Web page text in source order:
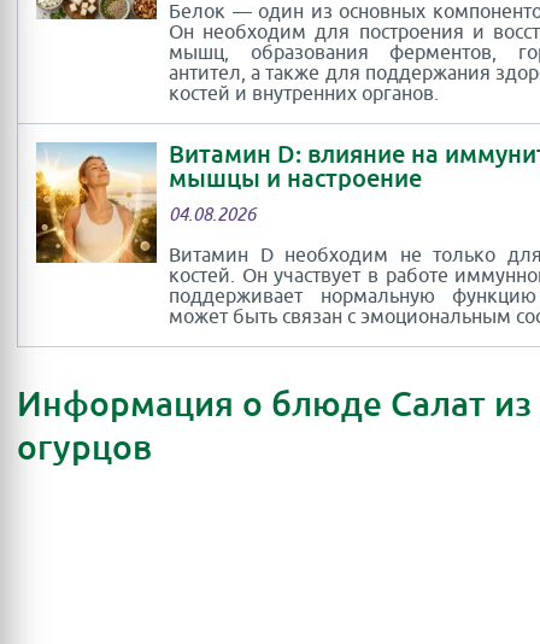
Белок — один из основных
Он необходим для построения и
мышц, образования ферментов,
антител, а также для поддержания
костей и внутренних органов.
Витамин D: влияние на
мышцы и настроение
04.08.2026
Витамин D необходим не только
костей. Он участвует в работе
поддерживает нормальную
может быть связан с эмоциональным
Информация о блюде Салат из
огурцов